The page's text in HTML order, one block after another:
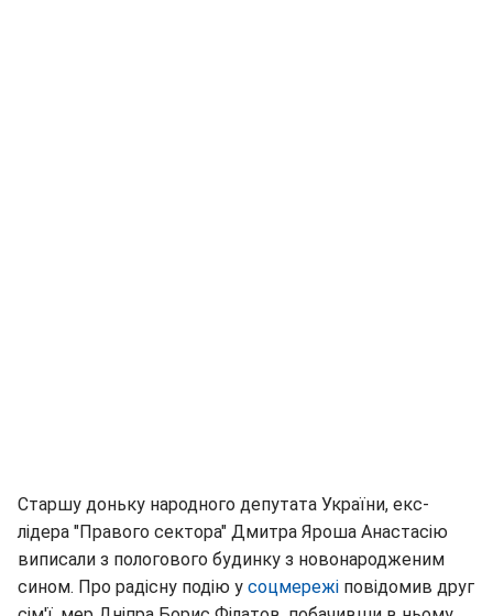
Старшу доньку народного депутата України, екс-
лідера "Правого сектора" Дмитра Яроша Анастасію
виписали з пологового будинку з новонародженим
сином. Про радісну подію у соцмережі повідомив друг